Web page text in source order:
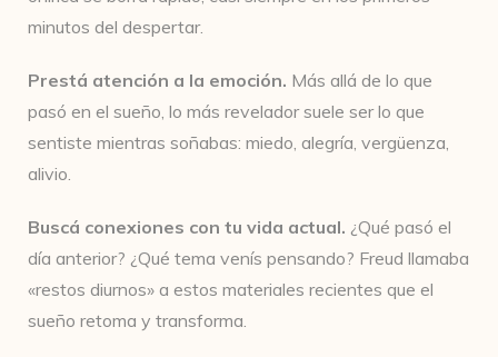
minutos del despertar.
Prestá atención a la emoción. Más allá de lo que
pasó en el sueño, lo más revelador suele ser lo que
sentiste mientras soñabas: miedo, alegría, vergüenza,
alivio.
Buscá conexiones con tu vida actual. ¿Qué pasó el
día anterior? ¿Qué tema venís pensando? Freud llamaba
«restos diurnos» a estos materiales recientes que el
sueño retoma y transforma.